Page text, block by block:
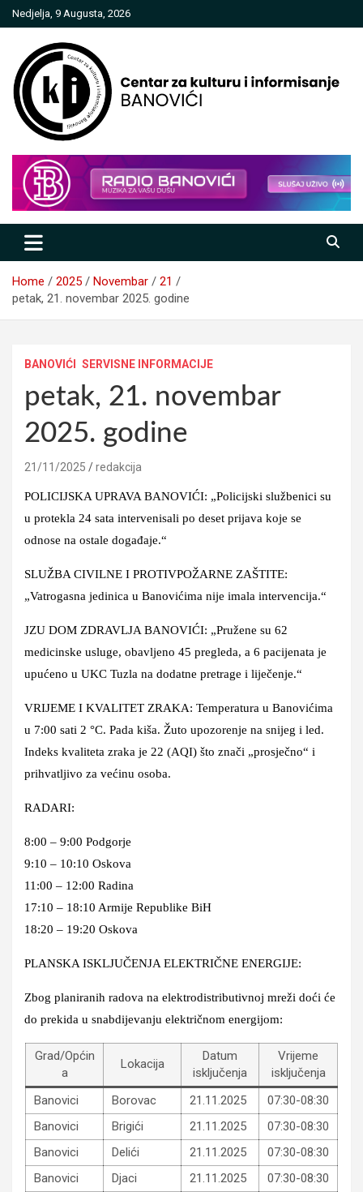
Skip
to
Nedjelja, 9 Augusta, 2026
Centar za kulturu i informisanje
Banovići
Home 2025 Novembar
21
petak, 21. novembar 2025. godine
BANOVIĆI SERVISNE INFORMACIJE
petak, 21. novembar
2025. godine
21/11/2025 redakcija
POLICIJSKA UPRAVA BANOVIĆI: „Policijski službenici su
u protekla 24 sata intervenisali po deset prijava koje se
odnose na ostale događaje.“
SLUŽBA CIVILNE I PROTIVPOŽARNE ZAŠTITE:
„Vatrogasna jedinica u Banovićima nije imala intervencija.“
JZU DOM ZDRAVLJA BANOVIĆI: „Pružene su 62
medicinske usluge, obavljeno 45 pregleda, a 6 pacijenata je
upućeno u UKC Tuzla na dodatne pretrage i liječenje.“
VRIJEME I KVALITET ZRAKA: Temperatura u Banovićima
u 7:00 sati 2 °C. Pada kiša. Žuto upozorenje na snijeg i led.
Indeks kvaliteta zraka je 22 (AQI) što znači „prosječno“ i
prihvatljivo za većinu osoba.
RADARI:
8:00 – 9:00 Podgorje
9:10 – 10:10 Oskova
11:00 – 12:00 Radina
17:10 – 18:10 Armije Republike BiH
18:20 – 19:20 Oskova
PLANSKA ISKLJUČENJA ELEKTRIČNE ENERGIJE:
Zbog planiranih radova na elektrodistributivnoj mreži doći će
do prekida u snabdijevanju električnom energijom:
Grad/Općin
a
Lokacija
Datum
isključenja
Vrijeme
isključenja
Banovici
Borovac 21.11.2025
07:30-08:30
Banovici
Brigići 21.11.2025
07:30-08:30
Banovici
Delići 21.11.2025
07:30-08:30
Banovici
Djaci 21.11.2025
07:30-08:30